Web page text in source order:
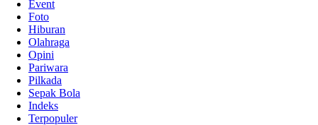
Event
Foto
Hiburan
Olahraga
Opini
Pariwara
Pilkada
Sepak Bola
Indeks
Terpopuler